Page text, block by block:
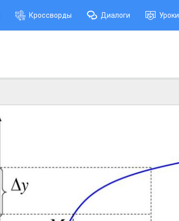
Кроссворды Диалоги Уроки